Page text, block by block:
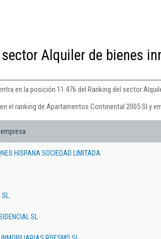
Alquiler de bienes
en la posición 11.476 del Ranking del sector
el ranking de Apartamentos Continental 2005 Sl y
HISPANA SOCIEDAD LIMITADA.
SL